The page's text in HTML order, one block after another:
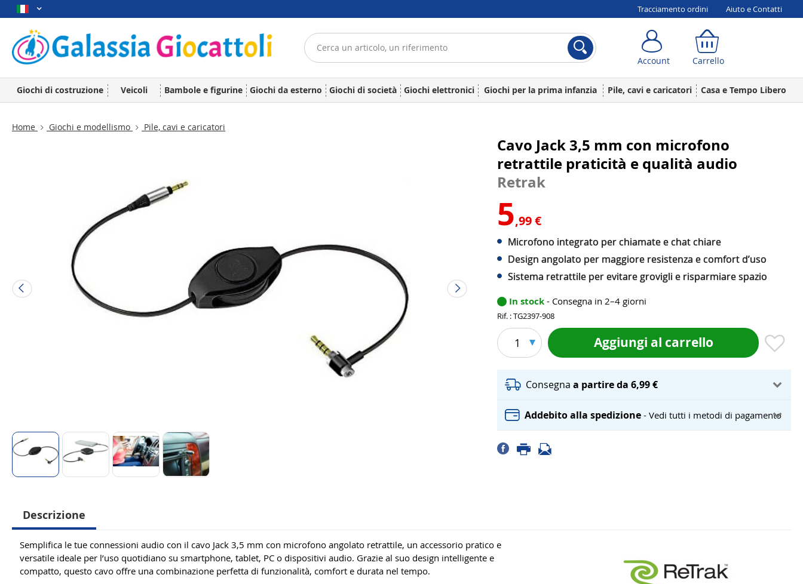
Tracciamento ordini Aiuto e Contatti
Account Carrello
Giochi di costruzione Veicoli Bambole e figurine Giochi da esterno Giochi di società Giochi elettronici Giochi per la prima infanzia Pile, cavi e caricatori Casa e Tempo Libero
Home Giochi e modellismo Pile, cavi e caricatori
Cavo Jack 3,5 mm con microfono
retrattile praticità e qualità audio
Retrak
5,99 €
Microfono integrato per chiamate e chat chiare
Design angolato per maggiore resistenza e comfort d’uso
Sistema retrattile per evitare grovigli e risparmiare spazio
In stock - Consegna in 2–4 giorni
Rif. : TG2397-908
1 Aggiungi al carrello
Consegnaa partire da 6,99 €
Addebito alla spedizione- Vedi tutti i metodi di pagamento
Descrizione
Semplifica le tue connessioni audio con il cavo Jack 3,5 mm con microfono angolato retrattile, un accessorio pratico e
versatile ideale per l’uso quotidiano su smartphone, tablet, PC o dispositivi audio. Grazie al suo design intelligente e
compatto, questo cavo offre una combinazione perfetta di funzionalità, comfort e durata nel tempo.
Account Carrello